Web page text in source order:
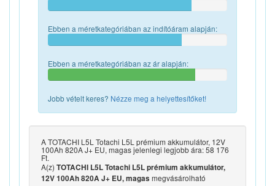
Ebben a méretkategóriában az indítóáram alapján:
Ebben a méretkategóriában az ár alapján:
Jobb vételt keres? Nézze meg a helyettesítőket!
A TOTACHI L5L Totachi L5L prémium akkumulátor, 12V
100Ah 820A J+ EU, magas jelenlegi legjobb ára: 58 176
Ft.
A(z) TOTACHI L5L Totachi L5L prémium akkumulátor,
12V 100Ah 820A J+ EU, magas megvásárolható